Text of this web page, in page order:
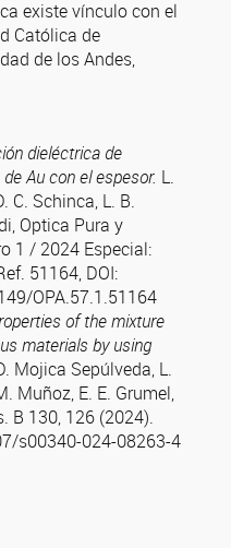
existe vínculo con el
Católica de
de los Andes,
dieléctrica de
Au con el espesor. L.
C. Schinca, L. B.
Optica Pura y
1 / 2024 Especial:
51164, DOI:
OPA.57.1.51164
of the mixture
materials by using
Mojica Sepúlveda, L.
Muñoz, E. E. Grumel,
B 130, 126 (2024).
s00340-024-08263-4